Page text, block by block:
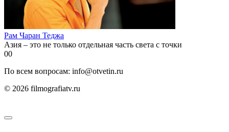
Рам Чаран Теджа
Азия – это не только отдельная часть света с точки
00
По всем вопросам: info@otvetin.ru
© 2026 filmografiatv.ru